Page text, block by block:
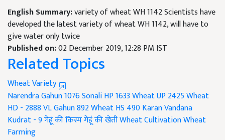
English Summary:variety of wheat WH 1142 Scientists have
developed the latest variety of wheat WH 1142, will have to
give water only twice
Published on:02 December 2019, 12:28 PM IST
Related Topics
Wheat Variety
Narendra Gahun 1076Sonali HP 1633Wheat UP 2425Wheat
HD - 2888VL Gahun 892Wheat HS 490Karan Vandana
Kudrat - 9गेहूं की किस्मगेहूं की खेतीWheat CultivationWheat
Farming